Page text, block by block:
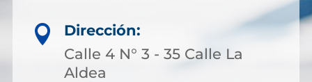

Dirección:
Calle 4 N° 3 - 35 Calle La
Aldea